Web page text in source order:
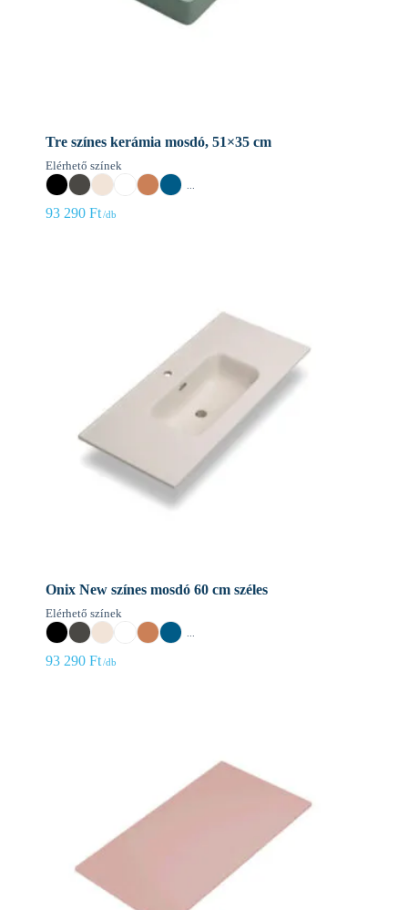
Tre színes kerámia mosdó, 51×35 cm
Elérhető színek
93 290 Ft
Onix New színes mosdó 60 cm széles
Elérhető színek
93 290 Ft